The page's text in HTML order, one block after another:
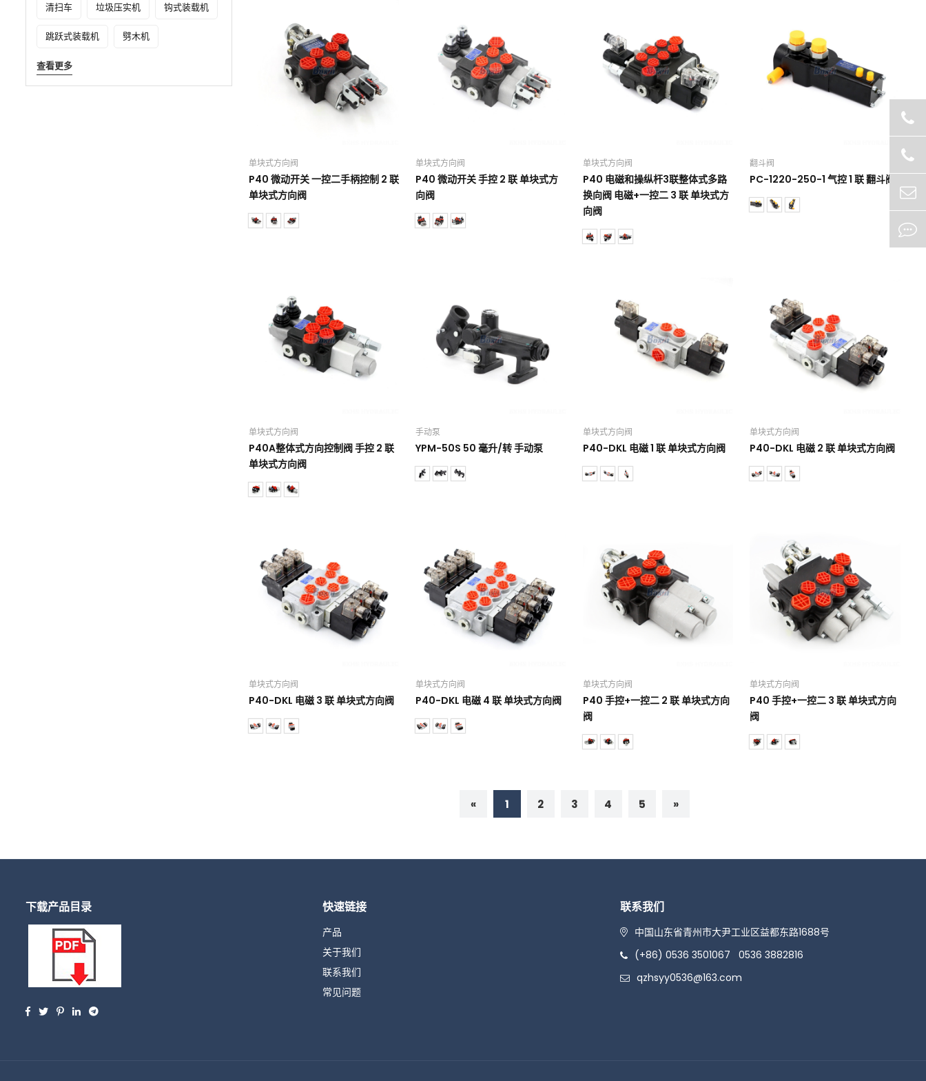
清扫车 垃圾压实机 钩式装载机
跳跃式装载机 劈木机
查看更多
单块式方向阀
P40 微动开关 一控二手柄控制 2 联
单块式方向阀
单块式方向阀
P40 微动开关 手控 2 联 单块式方
向阀
单块式方向阀
P40 电磁和操纵杆3联整体式多路
换向阀 电磁+一控二 3 联 单块式方
向阀
翻斗阀
PC-1220-250-1 气控 1 联 翻斗阀
单块式方向阀
P40A整体式方向控制阀 手控 2 联
单块式方向阀
手动泵
YPM-50S 50 毫升/转 手动泵
单块式方向阀
P40-DKL 电磁 1 联 单块式方向阀
单块式方向阀
P40-DKL 电磁 2 联 单块式方向阀
单块式方向阀
P40-DKL 电磁 3 联 单块式方向阀
单块式方向阀
P40-DKL 电磁 4 联 单块式方向阀
单块式方向阀
P40 手控+一控二 2 联 单块式方向
阀
单块式方向阀
P40 手控+一控二 3 联 单块式方向
阀
« 1 2 3 4 5 »
下载产品目录 快速链接
产品
关于我们
联系我们
常见问题
联系我们
中国山东省青州市大尹工业区益都东路1688号
(+86) 0536 3501067
0536 3882816
qzhsyy0536@163.com